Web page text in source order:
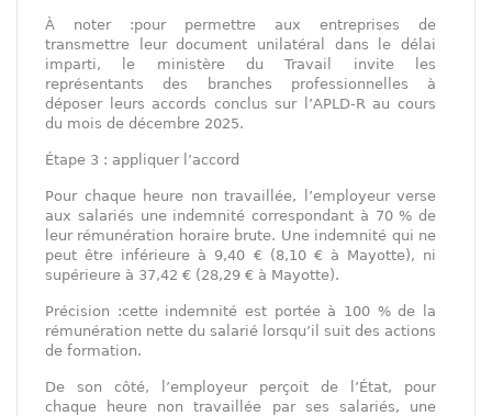
À noter :pour permettre aux entreprises de
transmettre leur document unilatéral dans le délai
imparti, le ministère du Travail invite les
représentants des branches professionnelles à
déposer leurs accords conclus sur l’APLD-R au cours
du mois de décembre 2025.
Étape 3 : appliquer l’accord
Pour chaque heure non travaillée, l’employeur verse
aux salariés une indemnité correspondant à 70 % de
leur rémunération horaire brute. Une indemnité qui ne
peut être inférieure à 9,40 € (8,10 € à Mayotte), ni
supérieure à 37,42 € (28,29 € à Mayotte).
Précision :cette indemnité est portée à 100 % de la
rémunération nette du salarié lorsqu’il suit des actions
de formation.
De son côté, l’employeur perçoit de l’État, pour
chaque heure non travaillée par ses salariés, une